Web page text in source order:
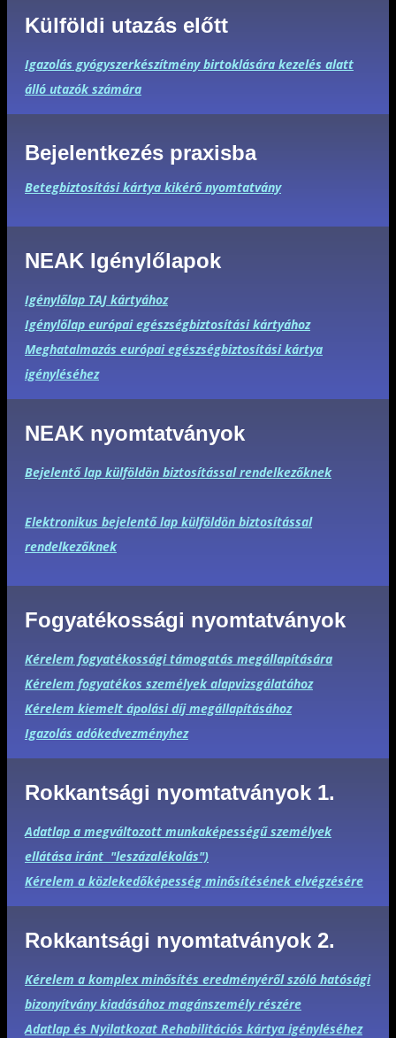
Külföldi utazás előtt
Igazolás gyógyszerkészítmény birtoklására kezelés alatt
álló utazók számára
Bejelentkezés praxisba
Betegbiztosítási kártya kikérő nyomtatvány
NEAK Igénylőlapok
Igénylőlap TAJ kártyához
Igénylőlap európai egészségbiztosítási kártyához
Meghatalmazás európai egészségbiztosítási kártya
igényléséhez
NEAK nyomtatványok
Bejelentő lap külföldön biztosítással rendelkezőknek
Elektronikus bejelentő lap külföldön biztosítással
rendelkezőknek
Fogyatékossági nyomtatványok
Kérelem fogyatékossági támogatás megállapítására
Kérelem fogyatékos személyek alapvizsgálatához
Kérelem kiemelt ápolási díj megállapításához
Igazolás adókedvezményhez
Rokkantsági nyomtatványok 1.
Adatlap a megváltozott munkaképességű személyek
ellátása iránt "leszázalékolás")
Kérelem a közlekedőképesség minősítésének elvégzésére
Rokkantsági nyomtatványok 2.
Kérelem a komplex minősítés eredményéről szóló hatósági
bizonyítvány kiadásához magánszemély részére
Adatlap és Nyilatkozat Rehabilitációs kártya igényléséhez